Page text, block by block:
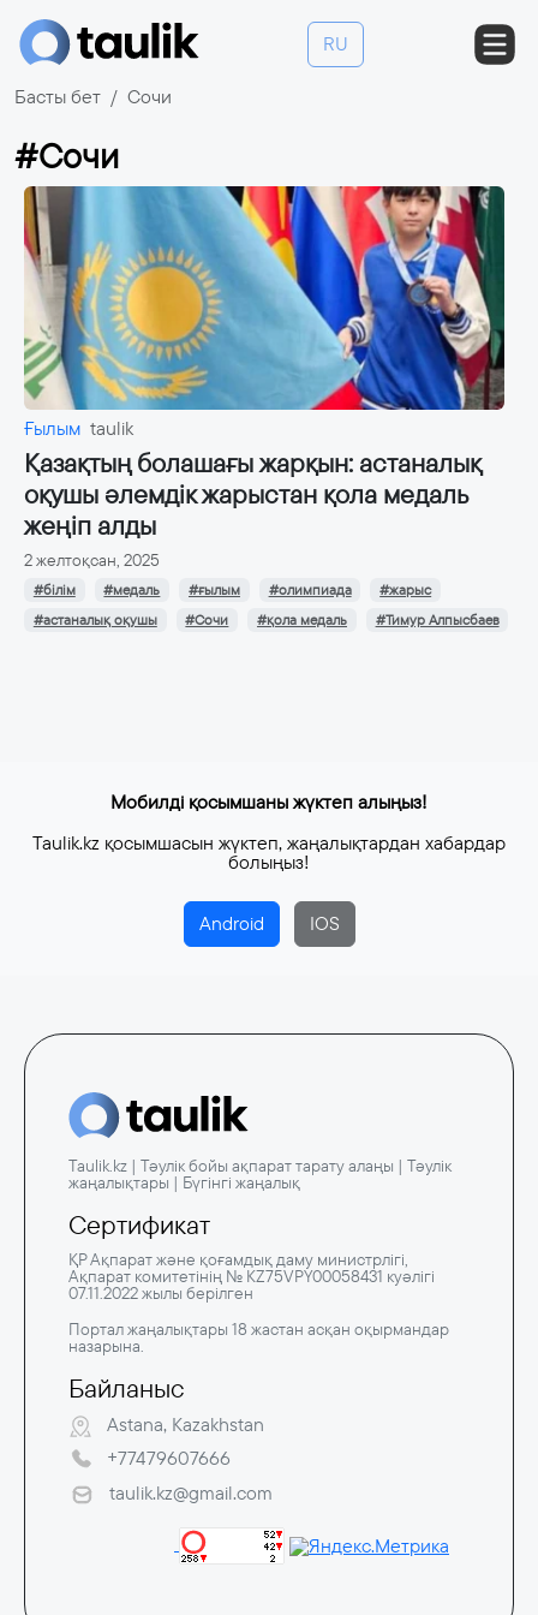
RU
Басты бет Сочи
#Сочи
Ғылым taulik
Қазақтың болашағы жарқын: астаналық
оқушы әлемдік жарыстан қола медаль
жеңіп алды
2 желтоқсан, 2025
#білім #медаль #ғылым #олимпиада
#жарыс
#астаналық оқушы
#Сочи #қола медаль #Тимур Алпысбаев
Мобилді қосымшаны жүктеп алыңыз!
Taulik.kz қосымшасын жүктеп, жаңалықтардан хабардар
болыңыз!
Android IOS
Taulik.kz | Тәулік бойы ақпарат тарату алаңы | Тәулік
жаңалықтары | Бүгінгі жаңалық
Сертификат
ҚР Ақпарат және қоғамдық даму министрлігі,
Ақпарат комитетінің № KZ75VPY00058431 куәлігі
07.11.2022 жылы берілген
Портал жаңалықтары 18 жастан асқан оқырмандар
назарына.
Байланыс
Astana, Kazakhstan
+77479607666
taulik.kz@gmail.com